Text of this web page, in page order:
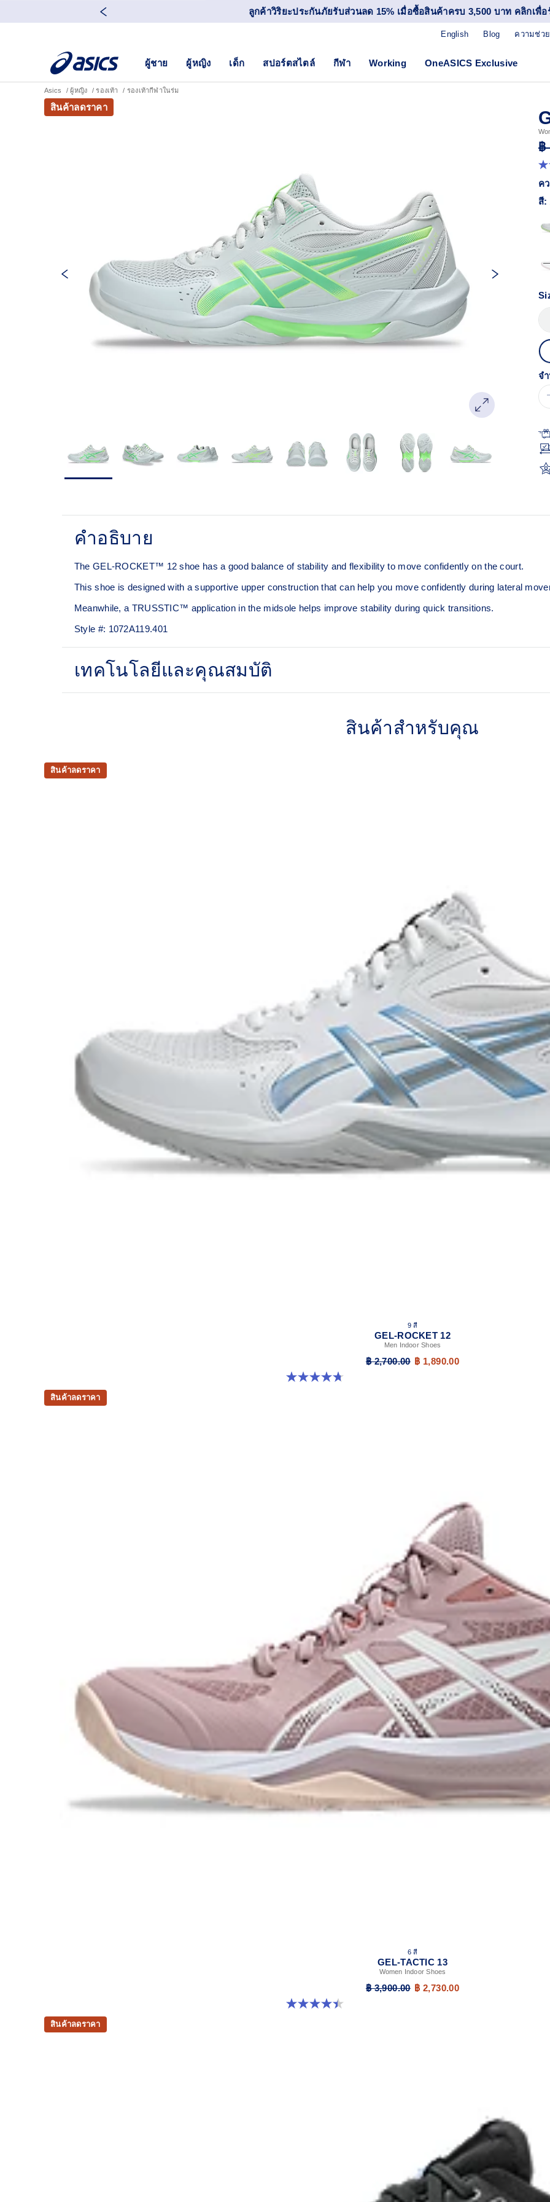
ลูกค้าวิริยะประกันภัยรับส่วนลด 15% เมื่อซื้อสินค้าครบ 3,500 บาท คลิกเพื่
Blog ความช่ว
English
ผู้ชาย ผู้หญิง เด็ก สปอร์ตสไตล์ กีฬา Working OneASICS Exclusive
Asics ผู้หญิง รองเท้า รองเท้ากีฬาในร่ม
สินค้าลดราคา
฿
จ
5
ด
ค่า
เ
ลิ
ค
สี:
จ
คำอธิบาย
The GEL-ROCKET™ 12 shoe has a good balance of stability and flexibility to move confidently on the court​.
This shoe is designed with a supportive upper construction that can help you move confidently during lateral
Meanwhile, a TRUSSTIC™ application in the midsole helps improve stability during quick transitions.
Style #: 1072A119.401
เทคโนโลยีและคุณสมบัติ
and shock absorption
สินค้าสำหรับคุณ
สินค้าลดราคา
9 สี
GEL-ROCKET 12
Men Indoor Shoes
฿ 2,700.00 ฿ 1,890.00
4.7 จาก 5 ดาว 181 รีวิว
สินค้าลดราคา
6 สี
GEL-TACTIC 13
Women Indoor Shoes
฿ 3,900.00 ฿ 2,730.00
4.4 จาก 5 ดาว 12 รีวิว
สินค้าลดราคา